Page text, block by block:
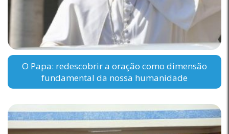
O Papa: redescobrir a oração como dimensão
fundamental da nossa humanidade